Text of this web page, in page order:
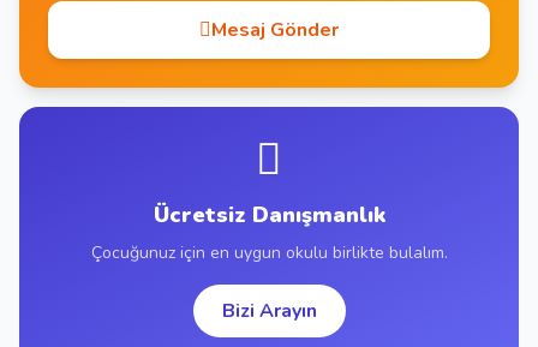
Mesaj Gönder
Ücretsiz Danışmanlık
Çocuğunuz için en uygun okulu birlikte bulalım.
Bizi Arayın